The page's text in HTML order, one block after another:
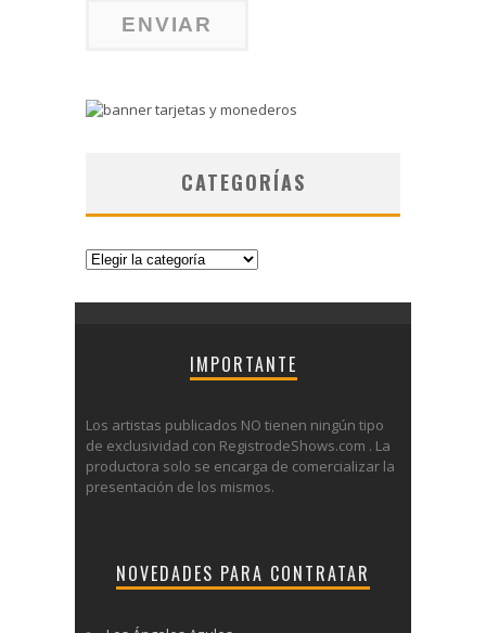
CATEGORÍAS
Categorías
IMPORTANTE
Los artistas publicados NO tienen ningún tipo
de exclusividad con RegistrodeShows.com . La
productora solo se encarga de comercializar la
presentación de los mismos.
NOVEDADES PARA CONTRATAR